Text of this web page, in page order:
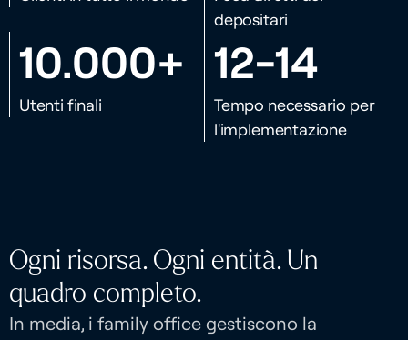
depositari
10.000+
Utenti finali
12-14
Tempo necessario per
l'implementazione
Ogni risorsa. Ogni entità. Un
quadro completo.
In media, i family office gestiscono la